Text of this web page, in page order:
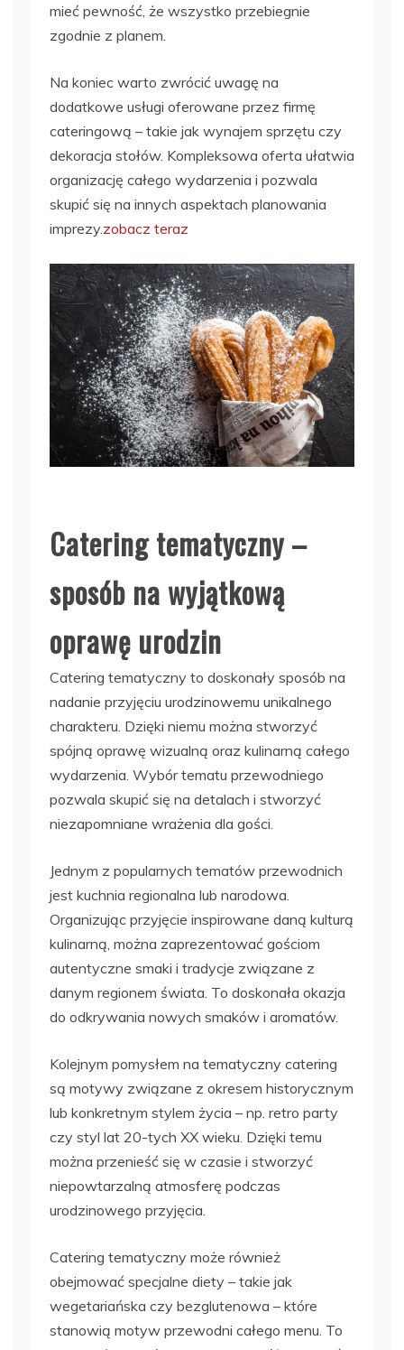
mieć pewność, że wszystko przebiegnie
zgodnie z planem.
Na koniec warto zwrócić uwagę na
dodatkowe usługi oferowane przez firmę
cateringową – takie jak wynajem sprzętu czy
dekoracja stołów. Kompleksowa oferta ułatwia
organizację całego wydarzenia i pozwala
skupić się na innych aspektach planowania
imprezy. zobacz teraz
Catering tematyczny –
sposób na wyjątkową
oprawę urodzin
Catering tematyczny to doskonały sposób na
nadanie przyjęciu urodzinowemu unikalnego
charakteru. Dzięki niemu można stworzyć
spójną oprawę wizualną oraz kulinarną całego
wydarzenia. Wybór tematu przewodniego
pozwala skupić się na detalach i stworzyć
niezapomniane wrażenia dla gości.
Jednym z popularnych tematów przewodnich
jest kuchnia regionalna lub narodowa.
Organizując przyjęcie inspirowane daną kulturą
kulinarną, można zaprezentować gościom
autentyczne smaki i tradycje związane z
danym regionem świata. To doskonała okazja
do odkrywania nowych smaków i aromatów.
Kolejnym pomysłem na tematyczny catering
są motywy związane z okresem historycznym
lub konkretnym stylem życia – np. retro party
czy styl lat 20-tych XX wieku. Dzięki temu
można przenieść się w czasie i stworzyć
niepowtarzalną atmosferę podczas
urodzinowego przyjęcia.
Catering tematyczny może również
obejmować specjalne diety – takie jak
wegetariańska czy bezglutenowa – które
stanowią motyw przewodni całego menu. To